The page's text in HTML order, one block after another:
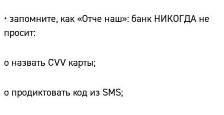
• запомните, как «Отче наш»: банк НИКОГДА не
просит:
o назвать CVV карты;
o продиктовать код из SMS;